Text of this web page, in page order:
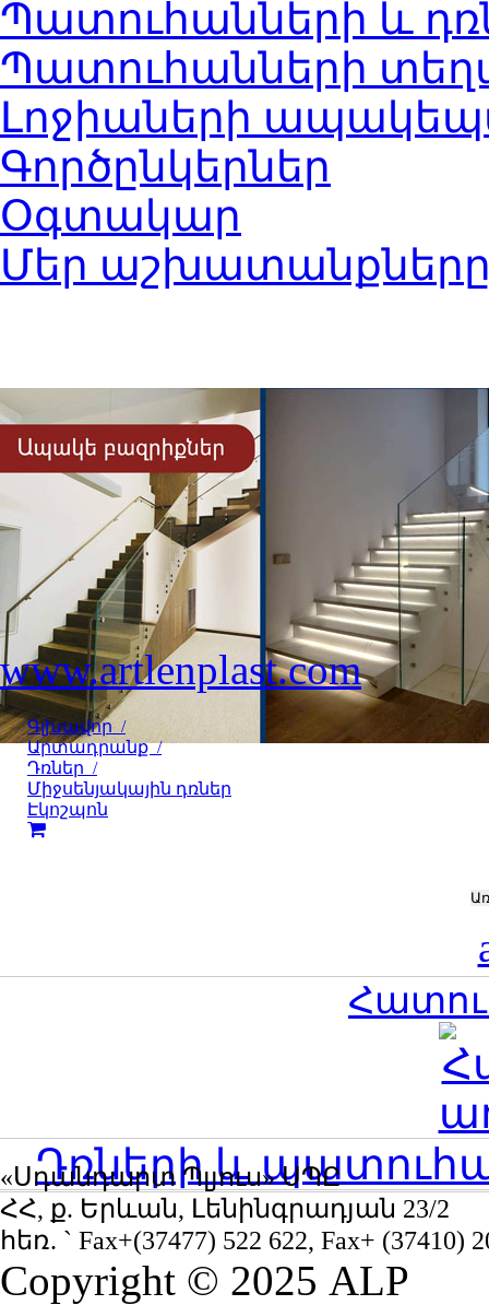
Պատուհանների և
Պատուհանների
Լոջիաների
Գործընկերներ
Օգտակար
Մեր
www.artlenplast.com
Գլխավոր /
Արտադրանք /
Դռներ /
Միջսենյակային դռներ
Էկոշպոն
Դռների և
«Սդանդարտ Պլյուս» ՍՊԸ
ՀՀ, ք. Երևան, Լենինգրադյան 23/2
հեռ. ` Fax+(37477) 522 622, Fax+ (37410)
Copyright © 2025 ALP